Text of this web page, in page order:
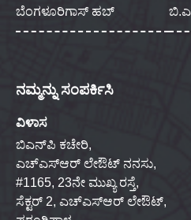
ಬೆಂಗಳೂರಿಗಾಸ್ ಹಬ್
ನಮ್ಮನ್ನು ಸಂಪರ್ಕಿಸಿ
ವಿಳಾಸ
ಬಿಎನ್‌ಪಿ ಕಚೇರಿ,
ಎಚ್‌ಎಸ್‌ಆರ್ ಲೇಔಟ್ ನನಸು,
#1165, 23ನೇ ಮುಖ್ಯ ರಸ್ತೆ,
ಸೆಕ್ಟರ್ 2, ಎಚ್‌ಎಸ್‌ಆರ್ ಲೇಔಟ್,